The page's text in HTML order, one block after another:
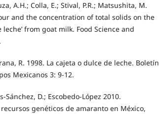
A.H.; Colla, E.; Stival, P.R.; Matsushita, M.
and the concentration of total solids on the
from goat milk. Food Science and
R. 1998. La cajeta o dulce de leche. Boletín
Mexicanos 3: 9-12.
Sánchez, D.; Escobedo-López 2010.
genéticos de amaranto en México,